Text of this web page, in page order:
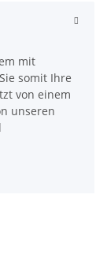
mit
somit Ihre
von einem
unseren